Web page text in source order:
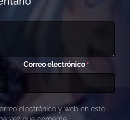
Correo electrónico *
electrónico y web en este